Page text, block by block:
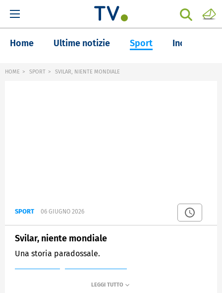
Home Ultime notizie Sport Inchieste
HOME SPORT SVILAR, NIENTE MONDIALE
SPORT 06 GIUGNO 2026
Svilar, niente mondiale
Una storia paradossale.